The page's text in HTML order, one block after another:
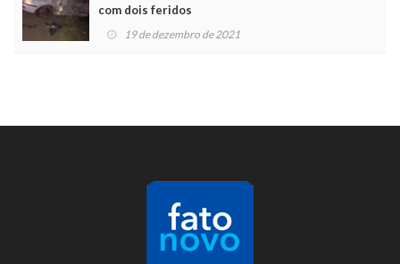
com dois feridos
19 de dezembro de 2021